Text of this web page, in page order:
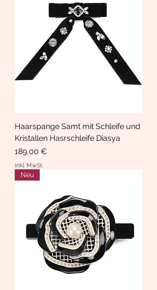
Haarspange Samt mit Schleife und
Kristallen Hasrschleife Diasya
Preis
189,00 €
inkl. MwSt.
Neu